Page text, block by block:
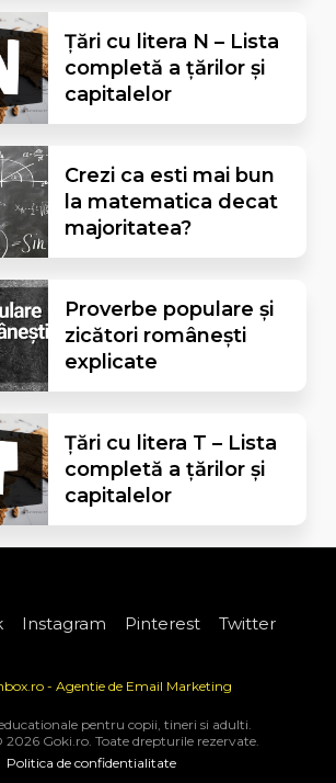
Țări cu litera N – Lista
completă a țărilor și
capitalelor
Crezi ca esti mai bun
la matematica decat
majoritatea?
Proverbe populare și
zicători românești
explicate
Țări cu litera T – Lista
completă a țărilor și
capitalelor
Instagram Pinterest Twitter
- Agentie de Email Marketing
pentru copii, tineri si adulti.
Goki.ro. Toate drepturile rezervate.
Politica de confidentialitate